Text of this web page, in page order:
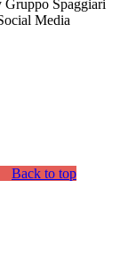
Gruppo Spaggiari
Media
Back to top